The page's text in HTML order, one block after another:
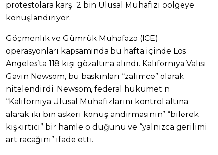
protestolara karşı 2 bin Ulusal Muhafızı bölgeye
konuşlandırıyor.
Göçmenlik ve Gümrük Muhafaza (ICE)
operasyonları kapsamında bu hafta içinde Los
Angeles’ta 118 kişi gözaltına alındı. Kaliforniya Valisi
Gavin Newsom, bu baskınları “zalimce” olarak
nitelendirdi. Newsom, federal hükümetin
“Kaliforniya Ulusal Muhafızlarını kontrol altına
alarak iki bin askeri konuşlandırmasının” “bilerek
kışkırtıcı” bir hamle olduğunu ve “yalnızca gerilimi
artıracağını” ifade etti.